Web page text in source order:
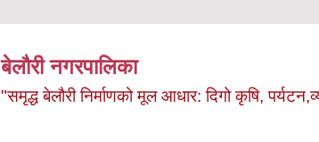
बेलौरी नगरपालिका
"समृद्ध बेलौरी निर्माणको मूल आधार: दिगो कृषि,